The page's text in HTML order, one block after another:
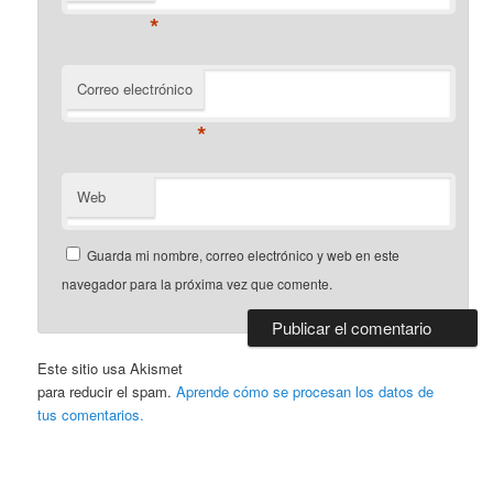
*
Correo electrónico
*
Web
Guarda mi nombre, correo electrónico y web en este
navegador para la próxima vez que comente.
Este sitio usa Akismet
para reducir el spam.Aprende cómo se procesan los datos de
tus comentarios.